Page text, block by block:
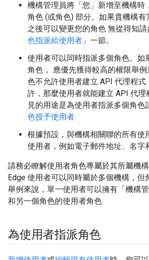
機構管理員將「您」 新增至機構時
角色 (或角色) 部分。如果貴機構有
之後可以變更您的角色 無從得知
色指派給使用者 」一節。
使用者可以同時指派多個角色。如
角色， 應優先獲得較高的權限舉
色不允許使用者建立 API 代理程
許，那麼使用者就能建立 API 代理
見的用途是為使用者指派多個角色
色授予使用者
根據預設，與機構相關聯的所有使
使用者，例如電子郵件地址、名字
請務必瞭解使用者角色專屬於其所屬機
Edge 使用者可以同時屬於多個機構，但
舉例來說，單一使用者可以擁有「機構
和另一個角色的使用者角色
為使用者指派角色